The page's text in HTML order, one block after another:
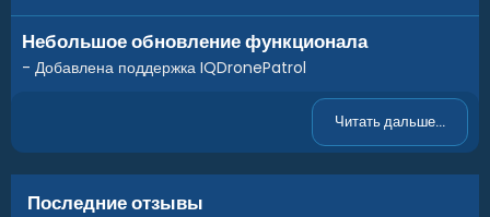
Небольшое обновление функционала
- Добавлена поддержка IQDronePatrol
Читать дальше...
Последние отзывы